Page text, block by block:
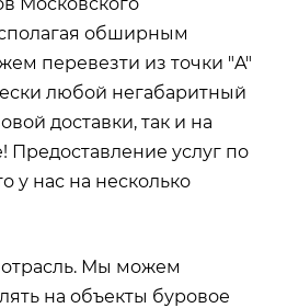
обширным
перевезти из точки "A"
любой негабаритный
доставки, так и на
Предоставление услуг по
у нас на несколько
Мы можем
на объекты буровое